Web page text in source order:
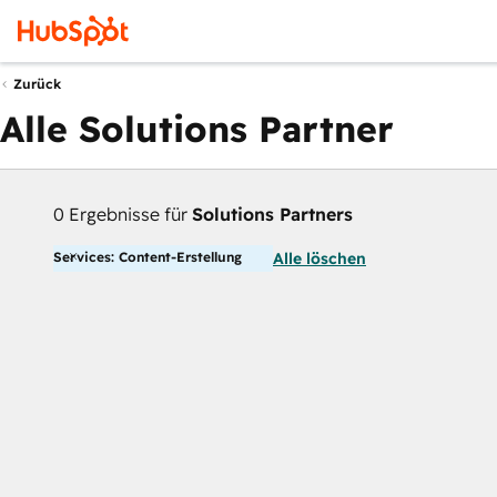
Zurück
Alle Solutions Partner
0 Ergebnisse für Solutions Partners
Services: Content-Erstellung Alle löschen